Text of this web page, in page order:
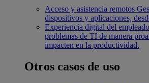
Acceso y asistencia remotos
dispositivos y aplicaciones,
Experiencia digital del
problemas de TI de manera
impacten en la productividad.
Otros casos de uso